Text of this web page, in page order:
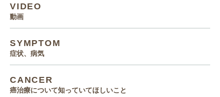
VIDEO
動画
SYMPTOM
症状、病気
CANCER
癌治療について知っていてほしいこと